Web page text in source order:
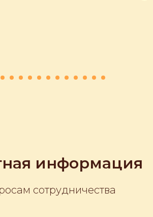
информация
сотрудничества